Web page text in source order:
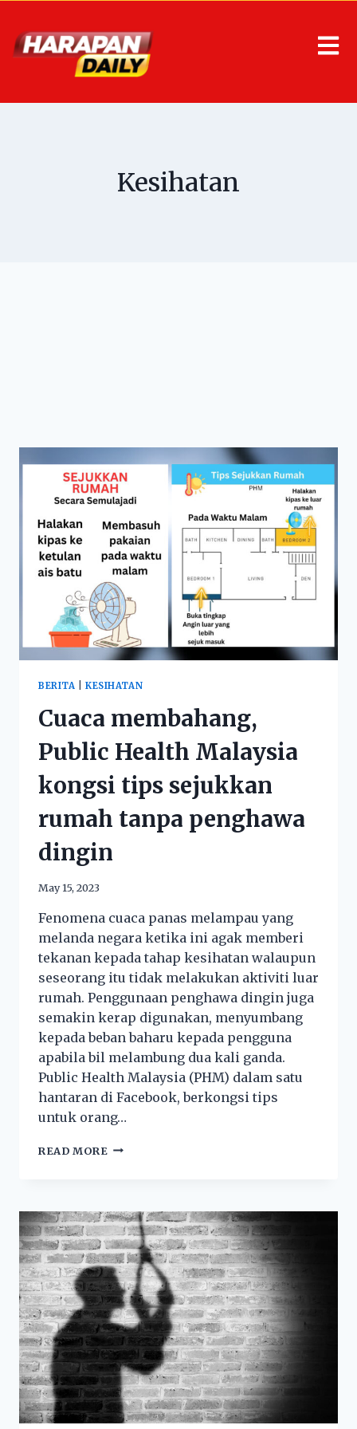
Kesihatan
BERITA |KESIHATAN
Cuaca membahang,
Public Health Malaysia
kongsi tips sejukkan
rumah tanpa penghawa
dingin
May 15, 2023
Fenomena cuaca panas melampau yang
melanda negara ketika ini agak memberi
tekanan kepada tahap kesihatan walaupun
seseorang itu tidak melakukan aktiviti luar
rumah. Penggunaan penghawa dingin juga
semakin kerap digunakan, menyumbang
kepada beban baharu kepada pengguna
apabila bil melambung dua kali ganda.
Public Health Malaysia (PHM) dalam satu
hantaran di Facebook, berkongsi tips
untuk orang…
READ MORE